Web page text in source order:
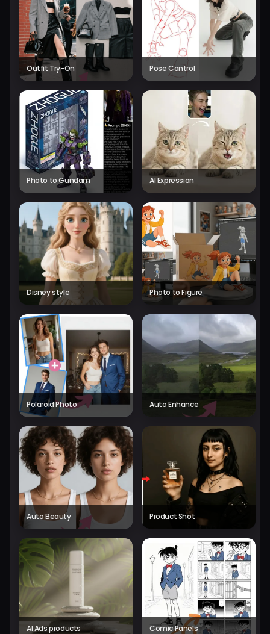
Outfit Try-On Pose Control
Photo to Gundam AI Expression
Disney style Photo to Figure
Polaroid Photo Auto Enhance
Auto Beauty Product Shot
AI Ads products Comic Panels